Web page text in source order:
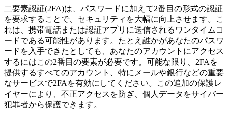
二要素認証(2FA)は、パスワードに加えて2番目の形式の認証
を要求することで、セキュリティを大幅に向上させます。こ
れは、携帯電話または認証アプリに送信されるワンタイムコ
ードである可能性があります。たとえ誰かがあなたのパスワ
ードを入手できたとしても、あなたのアカウントにアクセス
するにはこの2番目の要素が必要です。可能な限り、2FAを
提供するすべてのアカウント、特にメールや銀行などの重要
なサービスで2FAを有効にしてください。この追加の保護レ
イヤーにより、不正アクセスを防ぎ、個人データをサイバー
犯罪者から保護できます。